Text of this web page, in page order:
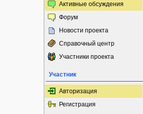
Активные обсуждения
Форум
Новости проекта
Справочный центр
Участники проекта
Участник
Авторизация
Регистрация